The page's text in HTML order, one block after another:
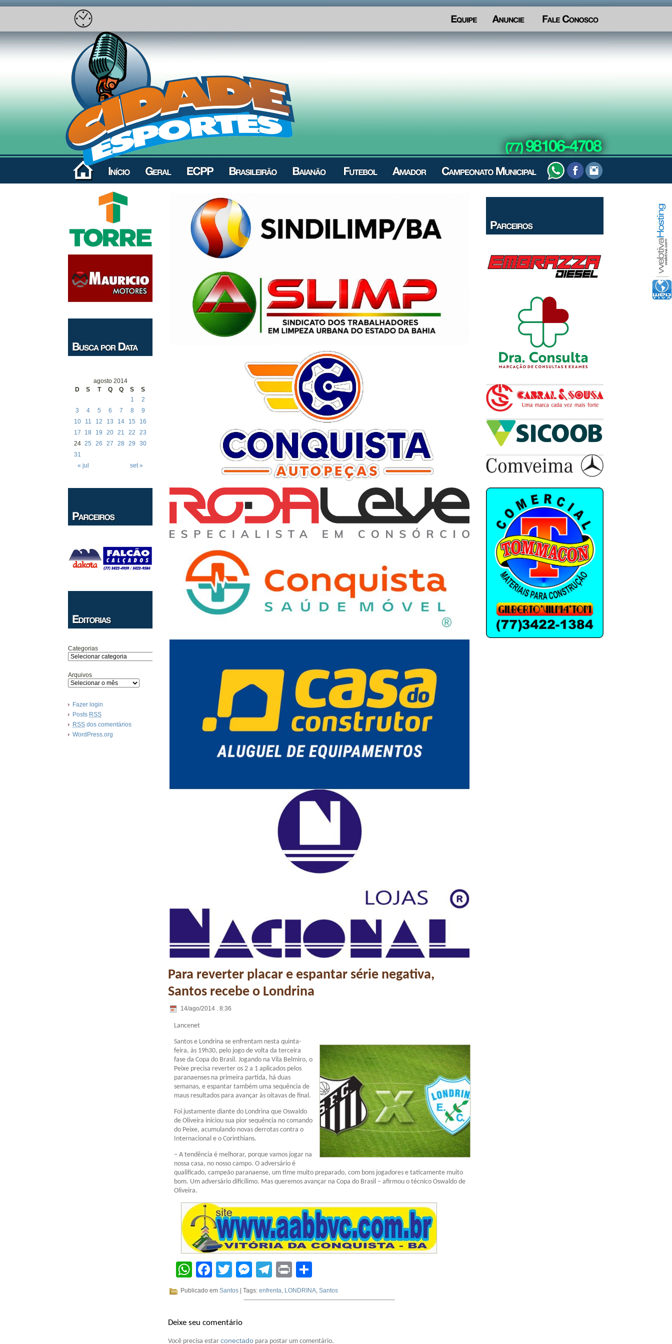
agosto 2014
D
S T Q Q S S
« jul set »
1
2
3
4 5 6 7 8
9
10
11 12 13 14 15
16
17
18 19 20 21 22
23
24 25 26 27 28 29
30
31
Categorias
Arquivos
Fazer login
Posts RSS
RSS dos comentários
WordPress.org
Para reverter placar e espantar série negativa,
Santos recebe o Londrina
14/ago/2014 . 8:36
Lancenet
Santos e Londrina se enfrentam nesta quinta-
feira, às 19h30, pelo jogo de volta da terceira
fase da Copa do Brasil. Jogando na Vila Belmiro, o
Peixe precisa reverter os 2 a 1 aplicados pelos
paranaenses na primeira partida, há duas
semanas, e espantar também uma sequência de
maus resultados para avançar às oitavas de final.
Foi justamente diante do Londrina que Oswaldo
de Oliveira iniciou sua pior sequência no comando
do Peixe, acumulando novas derrotas contra o
Internacional e o Corinthians.
– A tendência é melhorar, porque vamos jogar na
nossa casa, no nosso campo. O adversário é
qualificado, campeão paranaense, um time muito preparado, com bons jogadores e taticamente muito
bom. Um adversário dificílimo. Mas queremos avançar na Copa do Brasil – afirmou o técnico Oswaldo de
Oliveira.
WhatsApp
Facebook
Twitter
Messenger
Telegram
Print
Publicado em Santos | Tags: enfrenta LONDRINA Santos
Deixe seu comentário
Você precisa estar conectado para postar um comentário.